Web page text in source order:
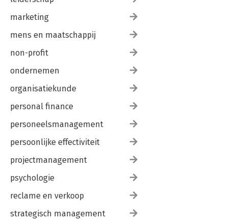
Tip 50. Voer allerlei acties uit die het resultaat verhogen
Nawoord
Over de auteur
marketing
mens en maatschappij
non-profit
ondernemen
organisatiekunde
personal finance
personeelsmanagement
persoonlijke effectiviteit
projectmanagement
psychologie
reclame en verkoop
strategisch management